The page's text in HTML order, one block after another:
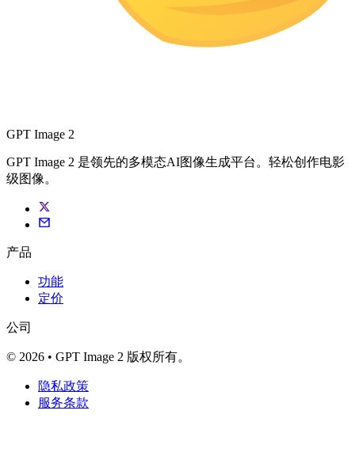
GPT Image 2
GPT Image 2 是领先的多模态AI图像生成平台。轻松创作电影
级图像。
产品
功能
定价
公司
© 2026 • GPT Image 2 版权所有。
隐私政策
服务条款